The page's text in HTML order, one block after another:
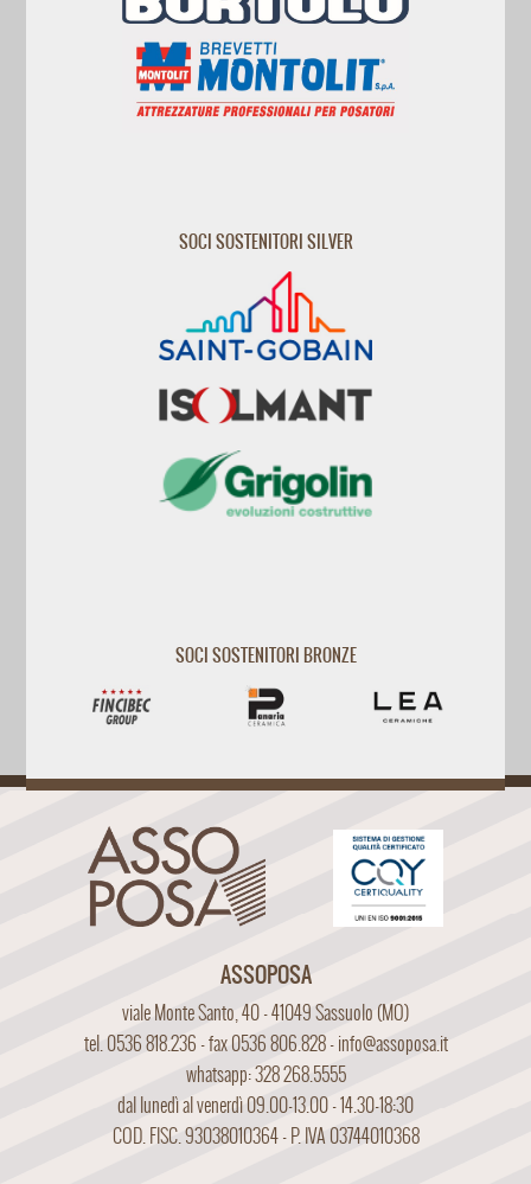
SOCI SOSTENITORI SILVER
SOCI SOSTENITORI BRONZE
ASSOPOSA
viale Monte Santo, 40 - 41049 Sassuolo (MO)
tel. 0536 818.236 - fax 0536 806.828 -info@assoposa.it
whatsapp: 328 268.5555
dal lunedì al venerdì 09.00-13.00 - 14.30-18:30
COD. FISC. 93038010364 - P. IVA 03744010368